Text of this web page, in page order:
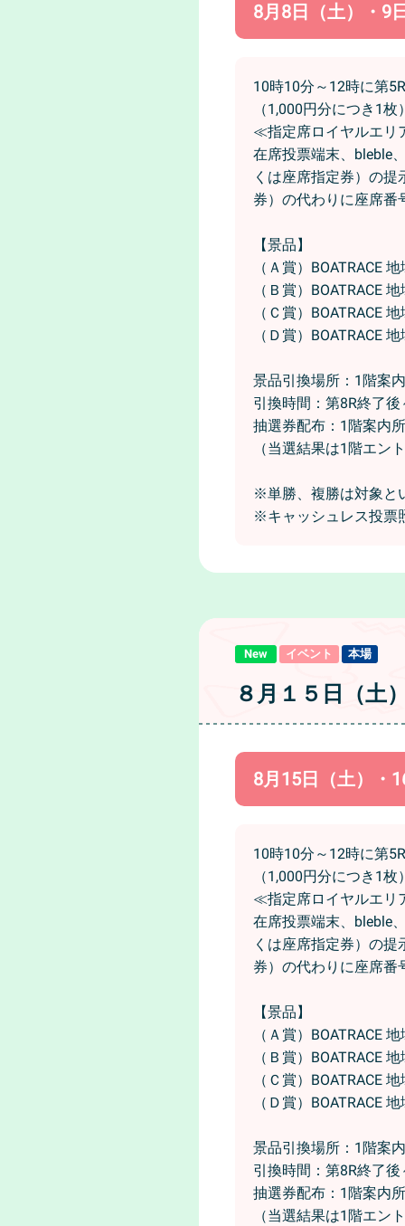
8月8日（土）・9
10時10分～12時に第
（1,000円分につき1
≪指定席ロイヤルエリ
在席投票端末、bleble
くは座席指定券）の
券）の代わりに座席番
【景品】
（Ａ賞）BOATRACE
（Ｂ賞）BOATRACE
（Ｃ賞）BOATRACE
（Ｄ賞）BOATRACE
景品引換場所：1階案
引換時間：第8R終了後
抽選券配布：1階案内所
（当選結果は1階エン
※単勝、複勝は対象と
※キャッシュレス投票
New イベント 本場
８月１５日（土
8月15日（土）・
10時10分～12時に第
（1,000円分につき1
≪指定席ロイヤルエリ
在席投票端末、bleble
くは座席指定券）の
券）の代わりに座席番
【景品】
（Ａ賞）BOATRACE
（Ｂ賞）BOATRACE
（Ｃ賞）BOATRACE
（Ｄ賞）BOATRACE
景品引換場所：1階案
引換時間：第8R終了後
抽選券配布：1階案内所
（当選結果は1階エン